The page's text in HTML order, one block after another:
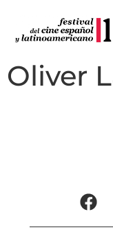
Oliver